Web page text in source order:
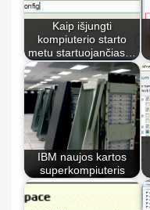
Kaip išjungti
kompiuterio starto
metu startuojančias…
IBM naujos kartos
superkompiuteris